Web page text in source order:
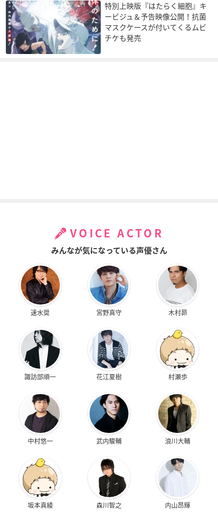
特別上映版『はたらく細胞』キ
ービジュ＆予告映像公開！抗菌
マスクケースが付いてくるムビ
チケも発売
VOICE ACTOR
みんなが気になっている声優さん
速水奨 宮野真守 木村昴
諏訪部順一 花江夏樹 村瀬歩
中村悠一 武内駿輔 浪川大輔
坂本真綾 森川智之 内山昂輝